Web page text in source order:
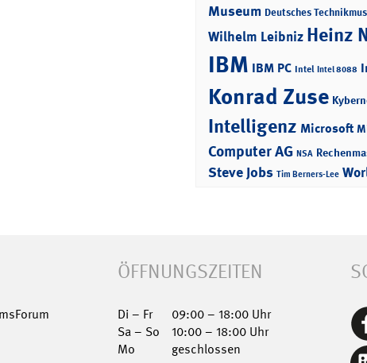
Museum Deutsches
Wilhelm Leibniz Heinz
IBM IBM PC Intel Intel 8088
Konrad Zuse
Intelligenz Microsoft
Computer AG NSA
Steve Jobs Tim Berners-Lee
ÖFFNUNGSZEITEN
Di – Fr
09:00 – 18:00 Uhr
Sa – So
10:00 – 18:00 Uhr
Mo
geschlossen